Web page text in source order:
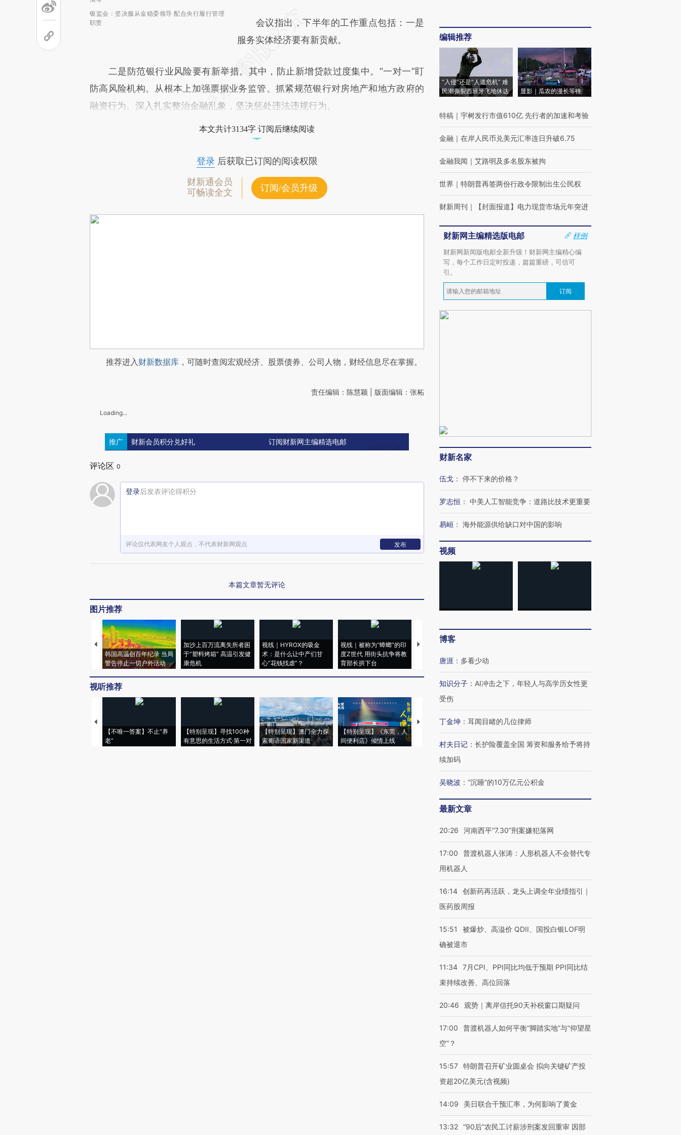
银监会：坚决服从金稳委领导 配合央行履行管理
职责
会议指出，下半年的工作重点包括：一是
服务实体经济要有新贡献。
二是防范银行业风险要有新举措。其中，防止新增贷款过度集中。“一对一”盯
防高风险机构。从根本上加强票据业务监管。抓紧规范银行对房地产和地方政府的
融资行为。深入扎实整治金融乱象，坚决惩处违法违规行为。
本文共计3134字 订阅后继续阅读
登录后获取已订阅的阅读权限
财新通会员
可畅读全文
订阅/会员升级
推荐进入财新数据库 ，可随时查阅宏观经济、股票债券、公司人物，财经信息尽在掌握。
责任编辑：陈慧颖 | 版面编辑：张柘
Loading...
推广 财新会员积分兑好礼 订阅财新网主编精选电邮
评论区 0
登录后发表评论得积分
评论仅代表网友个人观点，不代表财新网观点 发布
本篇文章暂无评论
图片推荐
韩国高温创百年纪录 当局
警告停止一切户外活动
加沙上百万流离失所者困
于“塑料烤箱” 高温引发健
康危机
视线｜HYROX的吸金
术：是什么让中产们甘
心“花钱找虐”？
视线｜被称为“蟑螂”的印
度Z世代 用街头抗争将教
育部长拱下台
视线｜“入侵”还是“人道危
飞地休达
视听推荐
【不唯一答案】不止“养
老”
【特别呈现】寻找100种
有意思的生活方式·第一对
【特别呈现】澳门全力探
索葡语国家新渠道
【特别呈现】《东莞，人
间便利店》倾情上线
【推广】走进第四届链博
会，让数智科技“链”接产
【特别呈现】寻找100种
有意思的生活方式·第三对
CFO：不靠规模取胜，华
住三大增长引擎是什么？
编辑推荐
“入侵”还是“人道危机” 难
民潮撕裂西班牙飞地休达
显影｜瓜农的漫长等待
特稿 ｜ 宇树发行市值610亿 先行者的加速和考验
金融 ｜ 在岸人民币兑美元汇率连日升破6.75
金融我闻 ｜ 艾路明及多名股东被拘
世界 ｜ 特朗普再签两份行政令限制出生公民权
财新周刊 ｜ 【封面报道】电力现货市场元年突进
财新网主编精选版电邮
样例
财新网新闻版电邮全新升级！财新网主编精心编
写，每个工作日定时投递，篇篇重磅，可信可
引。
订阅
财新名家
伍戈 ： 停不下来的价格？
罗志恒 ： 中美人工智能竞争：道路比技术更重要
易峘 ： 海外能源供给缺口对中国的影响
视频
博客
唐涯 ： 多看少动
知识分子 ： AI冲击之下，年轻人与高学历女性更
受伤
丁金坤 ： 耳闻目睹的几位律师
村夫日记 ： 长护险覆盖全国 筹资和服务给予将持
续加码
吴晓波 ： “沉睡”的10万亿元公积金
最新文章
20:26 河南西平“7.30”刑案嫌犯落网
17:00
普渡机器人张涛：人形机器人不会替代专
用机器人
16:14 创新药再活跃，龙头上调全年业绩指引｜
医药股周报
15:51
被爆炒、高溢价 QDII、国投白银LOF明
确被退市
11:34 7月CPI、PPI同比均低于预期 PPI同比结
束持续改善、高位回落
20:46 观势｜离岸信托90天补税窗口期疑问
17:00
普渡机器人如何平衡“脚踏实地”与“仰望星
空”？
15:57 特朗普召开矿业圆桌会 拟向关键矿产投
资超20亿美元(含视频)
14:09 美日联合干预汇率，为何影响了黄金
13:32 “90后”农民工讨薪涉刑案发回重审 因部